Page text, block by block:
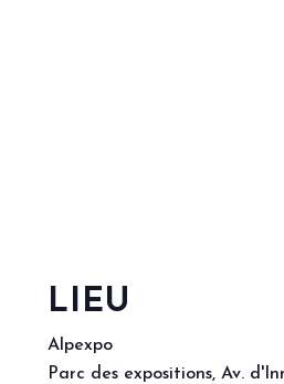
LIEU
Alpexpo
Parc des expositions, Av.